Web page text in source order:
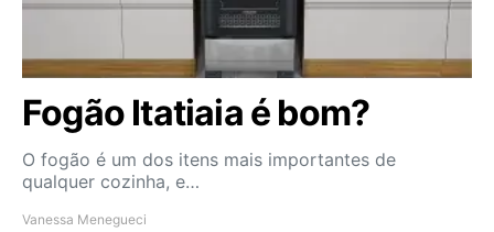
Fogão Itatiaia é bom?
O fogão é um dos itens mais importantes de
qualquer cozinha, e…
Vanessa Menegueci